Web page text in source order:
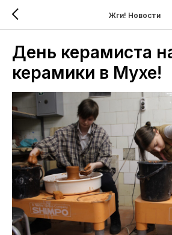
Жги! Новости
День керамиста
керамики в Мухе!